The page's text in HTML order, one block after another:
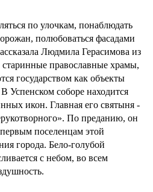
по улочкам, понаблюдать
полюбоваться фасадами
Людмила Герасимова из
православные храмы,
государством как объекты
Успенском соборе находится
икон. Главная его святыня -
По преданию, он
поселенцам этой
города. Бело-голубой
с небом, во всем